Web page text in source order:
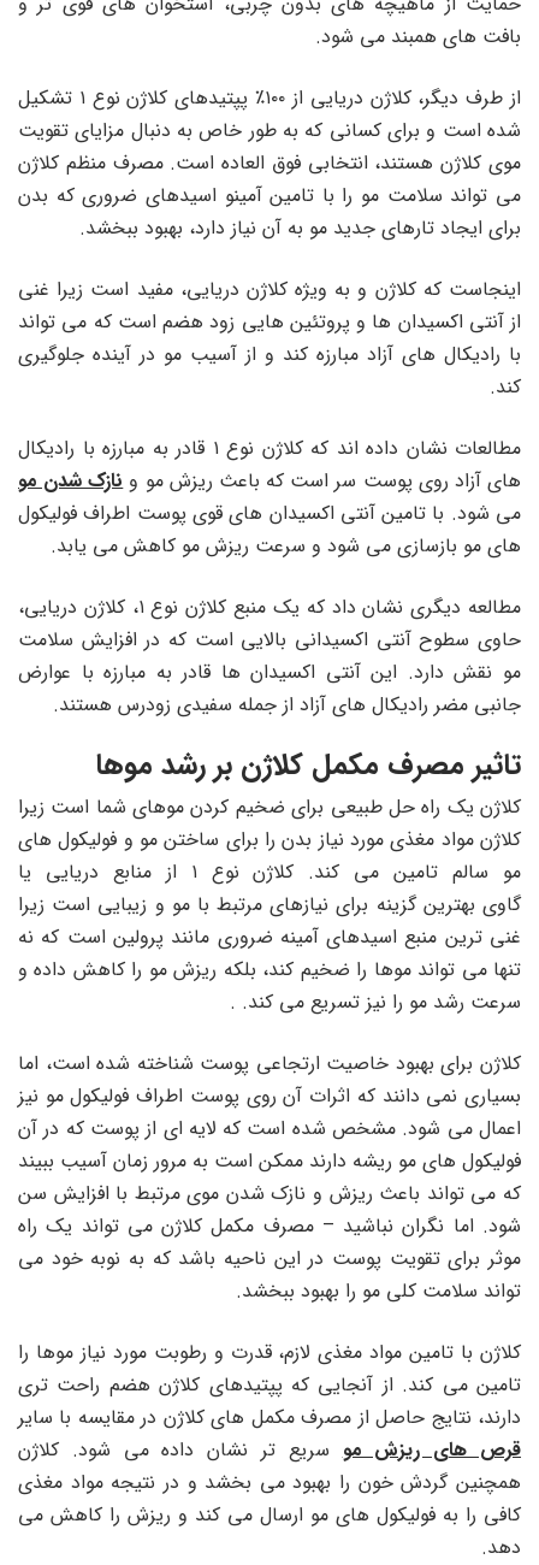
بافت های همبند می شود.
از طرف دیگر، کلاژن دریایی از ۱۰۰٪ پپتیدهای کلاژن نوع ۱ تشکیل
شده است و برای کسانی که به طور خاص به دنبال مزایای تقویت
موی کلاژن هستند، انتخابی فوق العاده است. مصرف منظم کلاژن
می تواند سلامت مو را با تامین آمینو اسیدهای ضروری که بدن
برای ایجاد تارهای جدید مو به آن نیاز دارد، بهبود ببخشد.
اینجاست که کلاژن و به ویژه کلاژن دریایی، مفید است زیرا غنی
از آنتی اکسیدان ها و پروتئین هایی زود هضم است که می تواند
با رادیکال های آزاد مبارزه کند و از آسیب مو در آینده جلوگیری
کند.
مطالعات نشان داده اند که کلاژن نوع ۱ قادر به مبارزه با رادیکال
های آزاد روی پوست سر است که باعث ریزش مو ونازک شدن مو
می شود. با تامین آنتی اکسیدان های قوی پوست اطراف فولیکول
های مو بازسازی می شود و سرعت ریزش مو کاهش می یابد.
مطالعه دیگری نشان داد که یک منبع کلاژن نوع ۱، کلاژن دریایی،
حاوی سطوح آنتی اکسیدانی بالایی است که در افزایش سلامت
مو نقش دارد. این آنتی اکسیدان ها قادر به مبارزه با عوارض
جانبی مضر رادیکال های آزاد از جمله سفیدی زودرس هستند.
تاثیر مصرف مکمل کلاژن بر رشد موها
کلاژن یک راه حل طبیعی برای ضخیم کردن موهای شما است زیرا
کلاژن مواد مغذی مورد نیاز بدن را برای ساختن مو و فولیکول های
مو سالم تامین می کند. کلاژن نوع ۱ از منابع دریایی یا
گاوی بهترین گزینه برای نیازهای مرتبط با مو و زیبایی است زیرا
غنی ترین منبع اسیدهای آمینه ضروری مانند پرولین است که نه
تنها می تواند موها را ضخیم کند، بلکه ریزش مو را کاهش داده و
سرعت رشد مو را نیز تسریع می کند. .
کلاژن برای بهبود خاصیت ارتجاعی پوست شناخته شده است، اما
بسیاری نمی دانند که اثرات آن روی پوست اطراف فولیکول مو نیز
اعمال می شود. مشخص شده است که لایه ‌ای از پوست که در آن
فولیکول‌ های مو ریشه دارند ممکن است به مرور زمان آسیب ببیند
که می ‌تواند باعث ریزش و نازک شدن موی مرتبط با افزایش سن
شود. اما نگران نباشید – مصرف مکمل کلاژن می تواند یک راه
موثر برای تقویت پوست در این ناحیه باشد که به نوبه خود می
تواند سلامت کلی مو را بهبود ببخشد.
کلاژن با تامین مواد مغذی لازم، قدرت و رطوبت مورد نیاز موها را
تامین می کند. از آنجایی که پپتیدهای کلاژن هضم راحت ‌تری
دارند، نتایج حاصل از مصرف مکمل‌ های کلاژن در مقایسه با سایر
قرص‌ های ریزش موسریع ‌تر نشان داده می ‌شود. کلاژن
همچنین گردش خون را بهبود می بخشد و در نتیجه مواد مغذی
کافی را به فولیکول های مو ارسال می کند و ریزش را کاهش می
دهد.